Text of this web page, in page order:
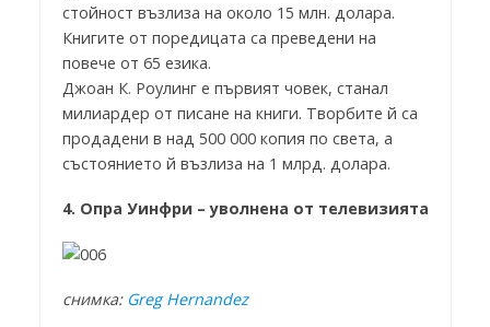
стойност възлиза на около 15 млн. долара.
Книгите от поредицата са преведени на
повече от 65 езика.
Джоан К. Роулинг е първият човек, станал
милиардер от писане на книги. Творбите й са
продадени в над 500 000 копия по света, а
състоянието й възлиза на 1 млрд. долара.
4. Опра Уинфри – уволнена от телевизията
снимка: Greg Hernandez